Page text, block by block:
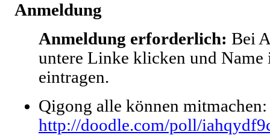
Anmeldung
Anmeldung erforderlich: Bei
untere Linke klicken und
eintragen.
Qigong alle können mitmachen:
http://doodle.com/poll/